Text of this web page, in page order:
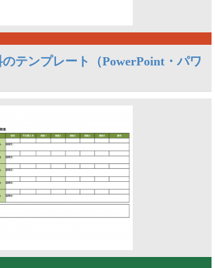
テンプレート（PowerPoint・パワ